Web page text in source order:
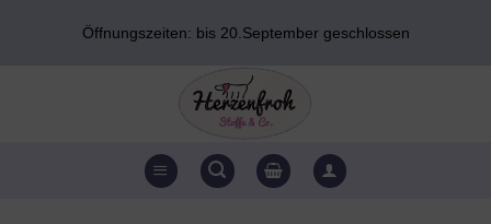
Öffnungszeiten: bis 20.September geschlossen